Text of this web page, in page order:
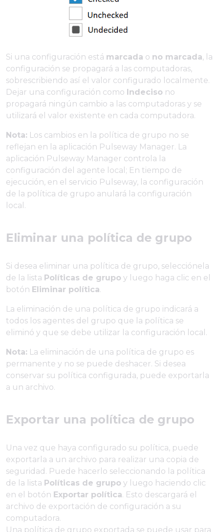
Si una configuración está marcada o no marcada, la
configuración se propagará a las computadoras,
sobrescribiendo así el valor configurado localmente.
Dejar una configuración como Indeciso no
propagará ningún cambio a las computadoras y se
utilizará el valor existente en cada computadora.
Nota: Los cambios en la política de grupo no se
reflejan en la aplicación Pulseway Manager. La
aplicación Pulseway Manager controla la
configuración del agente local; En tiempo de
ejecución, en el servicio Pulseway, la configuración
de la política de grupo anulará la configuración
local.
Eliminar una política de grupo
Si desea eliminar una política de grupo, selecciónela
de la lista Políticas de grupo y luego haga clic en el
botón Eliminar política.
La eliminación de una política de grupo indicará a
todos los agentes del grupo que la política se
eliminó y que se debe utilizar la configuración local.
Nota: La eliminación de una política de grupo es
permanente y no se puede deshacer. Si desea
conservar su política configurada, puede exportarla
a un archivo.
Exportar una política de grupo
Una vez que haya configurado su política, puede
exportarla a un archivo para realizar una copia de
seguridad. Puede hacerlo seleccionando la política
de la lista Políticas de grupo y luego haciendo clic
en el botón Exportar política. Esto descargará el
archivo de exportación de configuración a su
computadora.
Una política de grupo exportada se puede usar para